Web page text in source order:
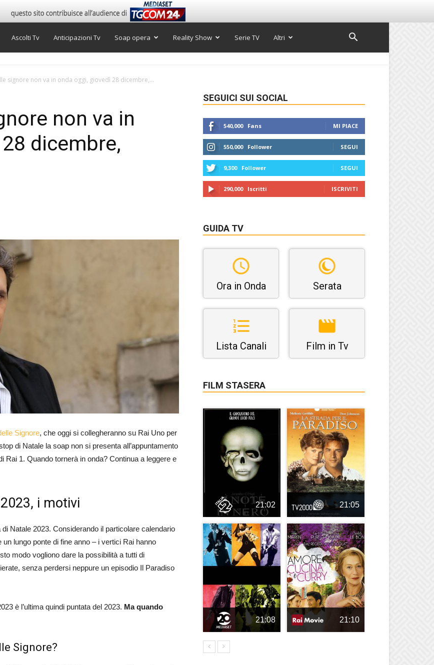
Ascolti Tv Anticipazioni Tv Soap opera Reality Show Serie TV Altri
signore non va in onda oggi, giovedì 28 dicembre,...
non va in
dicembre,
Signore, che oggi si collegheranno su Rai Uno per
di Natale la soap non si presenta all’appuntamento
Rai 1. Quando tornerà in onda? Continua a leggere e
i motivi
Natale 2023. Considerando il particolare calendario
lungo ponte di fine anno – i vertici Rai hanno
modo vogliono dare la possibilità a tutti di
senza perdersi neppure un episodio Il Paradiso
è l’ultima quindi puntata del 2023. Ma quando
Signore?
SEGUICI SUI SOCIAL
540,000 Fans MI PIACE
550,000 Follower SEGUI
9,300 Follower SEGUI
290,000 Iscritti ISCRIVITI
GUIDA TV
Ora in Onda Serata
Lista Canali Film in Tv
FILM STASERA
21:02 21:05
21:08 21:10